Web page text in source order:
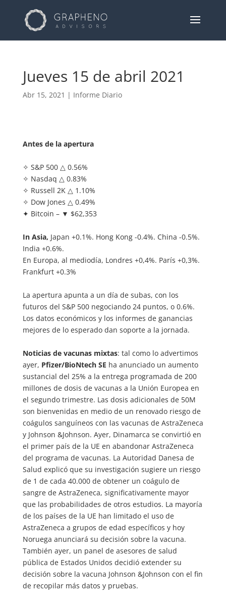
Jueves 15 de abril 2021
Abr 15, 2021 | Informe Diario
Antes de la apertura
✧ S&P 500 △ 0.56%
✧ Nasdaq △ 0.83%
✧ Russell 2K △ 1.10%
✧ Dow Jones △ 0.49%
✦ Bitcoin – ▼ $62,353
In Asia, Japan +0.1%. Hong Kong -0.4%. China -0.5%.
India +0.6%.
En Europa, al mediodía, Londres +0,4%. París +0,3%.
Frankfurt +0.3%
La apertura apunta a un día de subas, con los
futuros del S&P 500 negociando 24 puntos, o 0.6%.
Los datos económicos y los informes de ganancias
mejores de lo esperado dan soporte a la jornada.
Noticias de vacunas mixtas: tal como lo advertimos
ayer, Pfizer/BioNtech SE ha anunciado un aumento
sustancial del 25% a la entrega programada de 200
millones de dosis de vacunas a la Unión Europea en
el segundo trimestre. Las dosis adicionales de 50M
son bienvenidas en medio de un renovado riesgo de
coágulos sanguíneos con las vacunas de AstraZeneca
y Johnson &Johnson. Ayer, Dinamarca se convirtió en
el primer país de la UE en abandonar AstraZeneca
del programa de vacunas. La Autoridad Danesa de
Salud explicó que su investigación sugiere un riesgo
de 1 de cada 40.000 de obtener un coágulo de
sangre de AstraZeneca, significativamente mayor
que las probabilidades de otros estudios. La mayoría
de los países de la UE han limitado el uso de
AstraZeneca a grupos de edad específicos y hoy
Noruega anunciará su decisión sobre la vacuna.
También ayer, un panel de asesores de salud
pública de Estados Unidos decidió extender su
decisión sobre la vacuna Johnson &Johnson con el fin
de recopilar más datos y pruebas.